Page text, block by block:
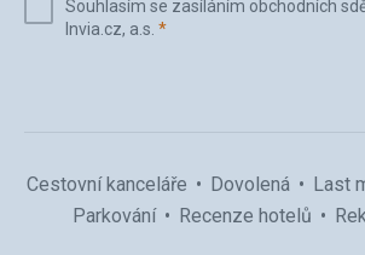
(povinné)
Souhlasím se zasíláním obchodních
Invia.cz, a.s. *(povinné)
Cestovní kanceláře Dovolená Last
Parkování
Recenze hotelů